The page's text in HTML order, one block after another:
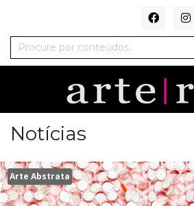
Notícias
Arte Abstrata